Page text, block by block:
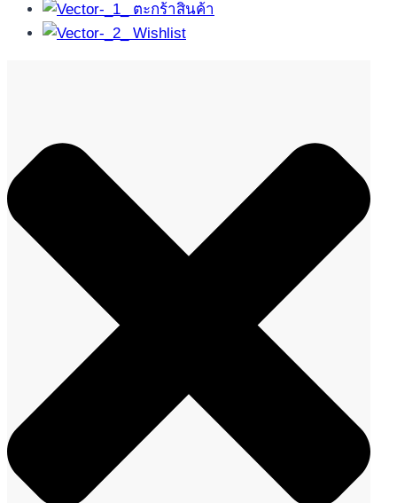
ตะกร้าสินค้า
Wishlist